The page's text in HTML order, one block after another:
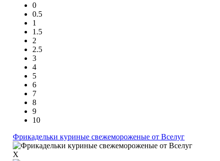
0
0.5
1
1.5
2
2.5
3
4
5
6
7
8
9
10
Фрикадельки куриные свежемороженые от Вселуг
X